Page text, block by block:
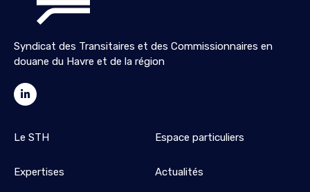
Syndicat des Transitaires et des Commissionnaires en
douane du Havre et de la région
Le STH
Expertises
Espace particuliers
Actualités